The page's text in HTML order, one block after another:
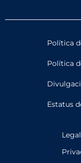
Política
Política
Estatus
Legal